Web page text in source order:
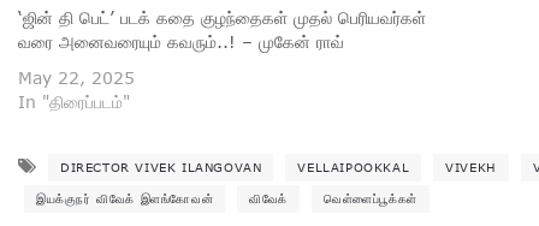
‘ஜின் தி பெட்’ படக் கதை குழந்தைகள் முதல் பெரியவர்கள்
வரை அனைவரையும் கவரும்..! – முகேன் ராவ்
May 22, 2025
In "திரைப்படம்"
DIRECTOR VIVEK ILANGOVAN VELLAIPOOKKAL VIVEKH
இயக்குநர் விவேக் இளங்கோவன் விவேக் வெள்ளைப்பூக்கள்